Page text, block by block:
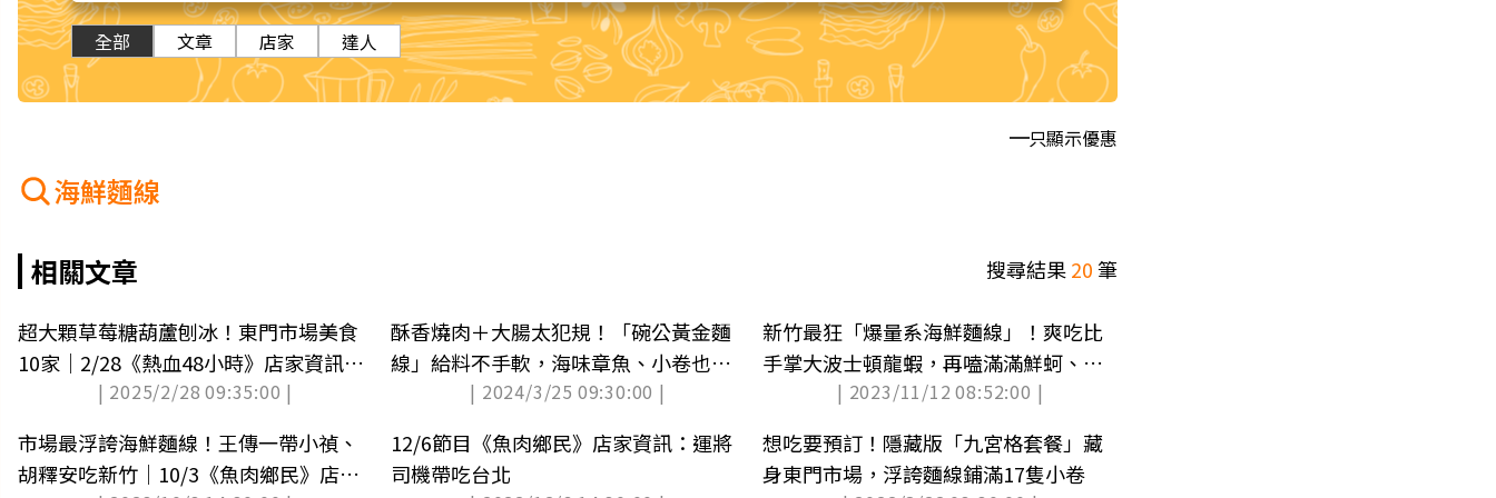
全部 文章 店家 達人
只顯示優惠
海鮮麵線
相關文章 搜尋結果20筆
超大顆草莓糖葫蘆刨冰！東門市場美食
10家｜2/28《熱血48小時》店家資訊
（中獎公布）| 2025/2/28 09:35:00 |
酥香燒肉＋大腸太犯規！「碗公黃金麵
線」給料不手軟，海味章魚、小卷也要
| 2024/3/25 09:30:00 |
新竹最狂「爆量系海鮮麵線」！爽吃比
手掌大波士頓龍蝦，再嗑滿滿鮮蚵、小
| 2023/11/12 08:52:00 |
市場最浮誇海鮮麵線！王傳一帶小禎、
胡釋安吃新竹｜10/3《魚肉鄉民》店家
12/6節目《魚肉鄉民》店家資訊：運將
司機帶吃台北
想吃要預訂！隱藏版「九宮格套餐」藏
身東門市場，浮誇麵線鋪滿17隻小卷